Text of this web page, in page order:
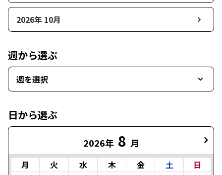
2026年 10月
週から選ぶ
週を選択
日から選ぶ
2026年 8 月
月 火 水 木 金 土
日